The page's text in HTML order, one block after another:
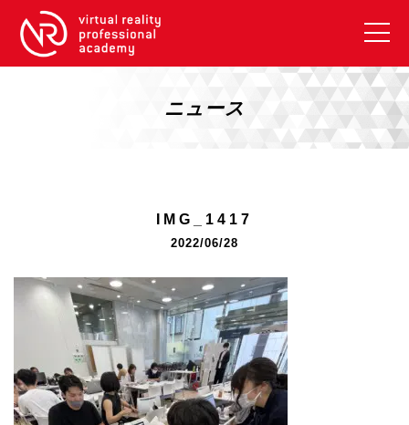
VRアカデミーとは
【2026年10月】ARエキスパートコース
【2026年10月】XRプロフェッショナル
《リスキリング補助金コース》
リスキリング補助金対象コース説明
《SDGs》
U-15メタバースプログラミング講座
ニュース
IMG_1417
2022/06/28